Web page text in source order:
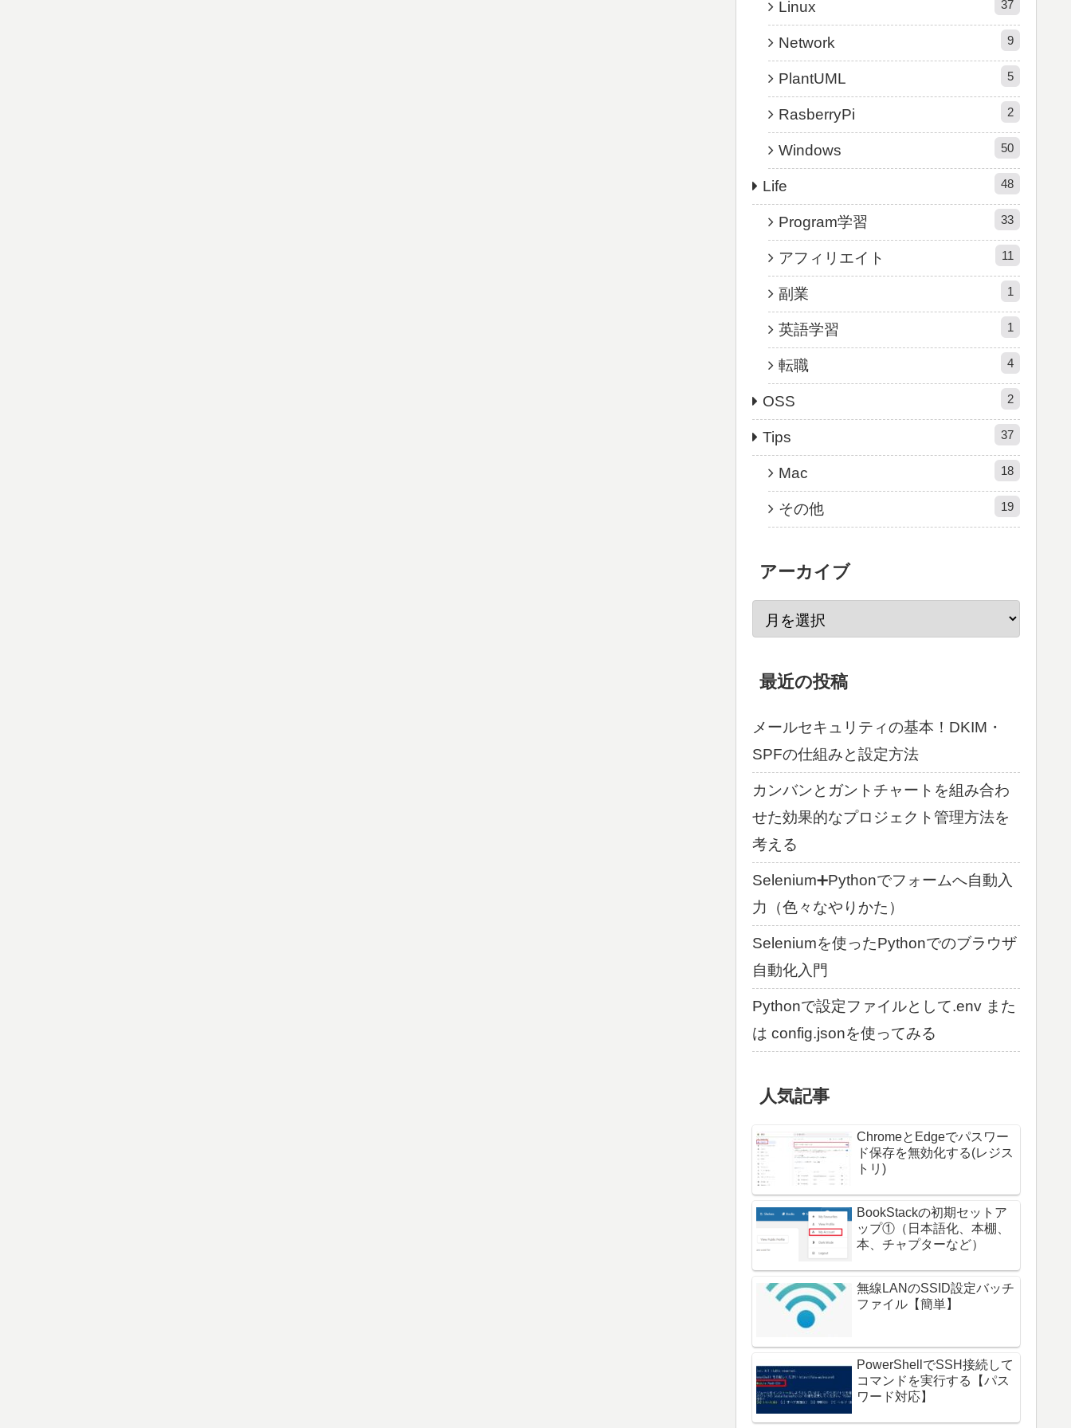
Linux 37
Network 9
PlantUML 5
RasberryPi 2
Windows 50
Life 48
Program学習 33
アフィリエイト 11
副業 1
英語学習 1
転職 4
OSS 2
Tips 37
Mac 18
その他 19
アーカイブ
最近の投稿
メールセキュリティの基本！DKIM・
SPFの仕組みと設定方法
カンバンとガントチャートを組み合わ
せた効果的なプロジェクト管理方法を
考える
Selenium➕Pythonでフォームへ自動入
力（色々なやりかた）
Seleniumを使ったPythonでのブラウザ
自動化入門
Pythonで設定ファイルとして.env また
は config.jsonを使ってみる
人気記事
ChromeとEdgeでパスワー
ド保存を無効化する(レジス
トリ)
BookStackの初期セットア
ップ①（日本語化、本棚、
本、チャプターなど）
無線LANのSSID設定バッチ
ファイル【簡単】
PowerShellでSSH接続して
コマンドを実行する【パス
ワード対応】